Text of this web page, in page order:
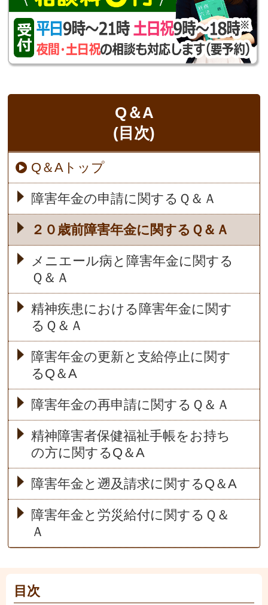
Q＆A
(目次)
Q＆Aトップ
障害年金の申請に関するＱ＆Ａ
２０歳前障害年金に関するＱ＆Ａ
メニエール病と障害年金に関する
Ｑ＆Ａ
精神疾患における障害年金に関す
るＱ＆Ａ
障害年金の更新と支給停止に関す
るQ＆A
障害年金の再申請に関するＱ＆Ａ
精神障害者保健福祉手帳をお持ち
の方に関するQ＆A
障害年金と遡及請求に関するQ＆A
障害年金と労災給付に関するＱ＆
Ａ
目次